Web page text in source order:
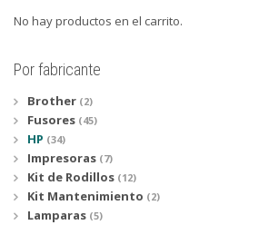
No hay productos en el carrito.
Por fabricante
Brother (2)
Fusores (45)
HP (34)
Impresoras (7)
Kit de Rodillos (12)
Kit Mantenimiento (2)
Lamparas (5)